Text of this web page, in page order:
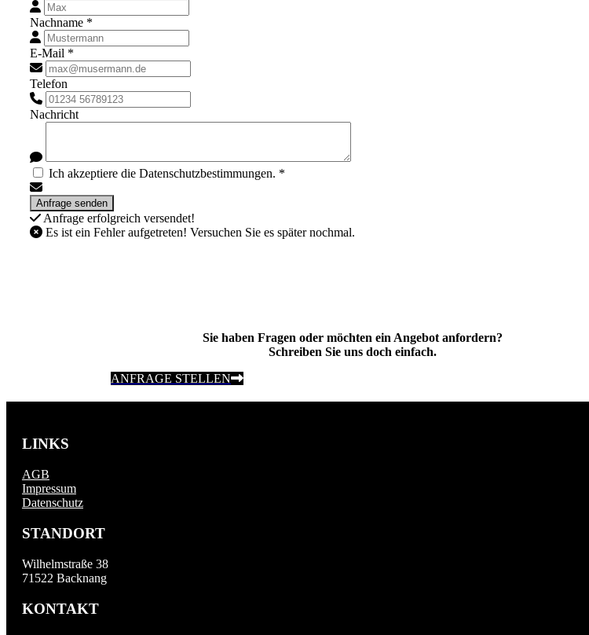
Nachname *
E-Mail *
Telefon
Nachricht
Ich akzeptiere die Datenschutzbestimmungen. *
Anfrage erfolgreich versendet!
Es ist ein Fehler aufgetreten! Versuchen Sie es später nochmal.
Sie haben Fragen oder möchten ein Angebot anfordern?
Schreiben Sie uns doch einfach.
ANFRAGE STELLEN
LINKS
AGB
Impressum
Datenschutz
STANDORT
Wilhelmstraße 38
71522 Backnang
KONTAKT